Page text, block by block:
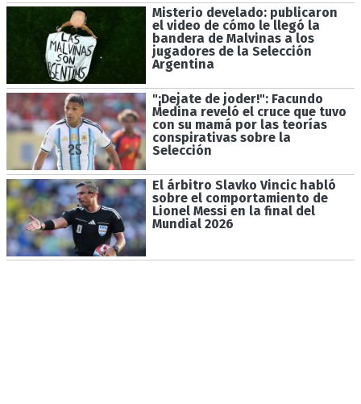
Misterio develado: publicaron
el video de cómo le llegó la
bandera de Malvinas a los
jugadores de la Selección
Argentina
"¡Dejate de joder!": Facundo
Medina reveló el cruce que tuvo
con su mamá por las teorías
conspirativas sobre la
Selección
El árbitro Slavko Vincic habló
sobre el comportamiento de
Lionel Messi en la final del
Mundial 2026